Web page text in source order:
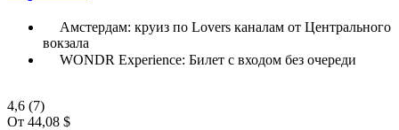
Амстердам: круиз по Lovers каналам от Центрального
вокзала
WONDR Experience: Билет с входом без очереди
4,6 (7)
От 44,08 $